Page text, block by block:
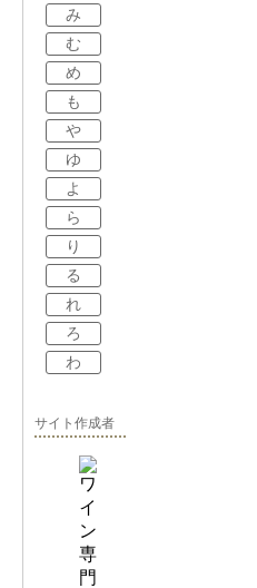
み
む
め
も
や
ゆ
よ
ら
り
る
れ
ろ
わ
サイト作成者